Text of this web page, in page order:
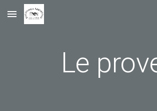
Skip to main content
Le